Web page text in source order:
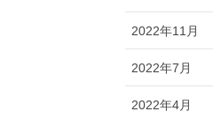
2022年11月
2022年7月
2022年4月